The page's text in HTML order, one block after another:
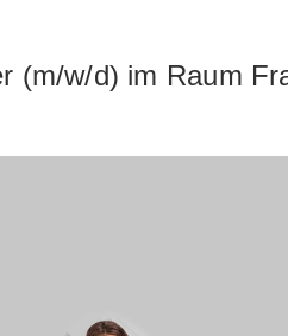
(m/w/d) im Raum